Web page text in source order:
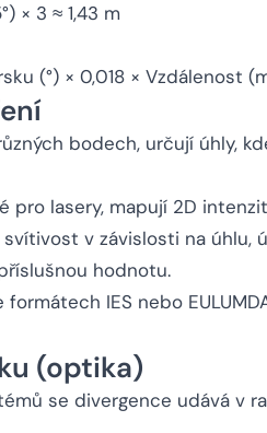
× 3 ≈ 1,43 m
(°) × 0,018 × Vzdálenost
bodech, určují úhly,
pro lasery, mapují 2D
svítivost v závislosti na úhlu,
hodnotu.
IES nebo
(optika)
se divergence udává v